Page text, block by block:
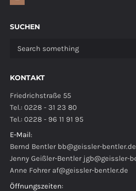
SUCHEN
KONTAKT
Friedrichstraße 55
Tel.: 0228 - 31 23 80
Tel.: 0228 - 96 11 91 95
E-Mail:
Bernd Bentler bb@geissler-bentler.de
Jenny Geißler-Bentler jgb@geissler-
Anne Fohrer af@geissler-bentler.de
Öffnungszeiten: